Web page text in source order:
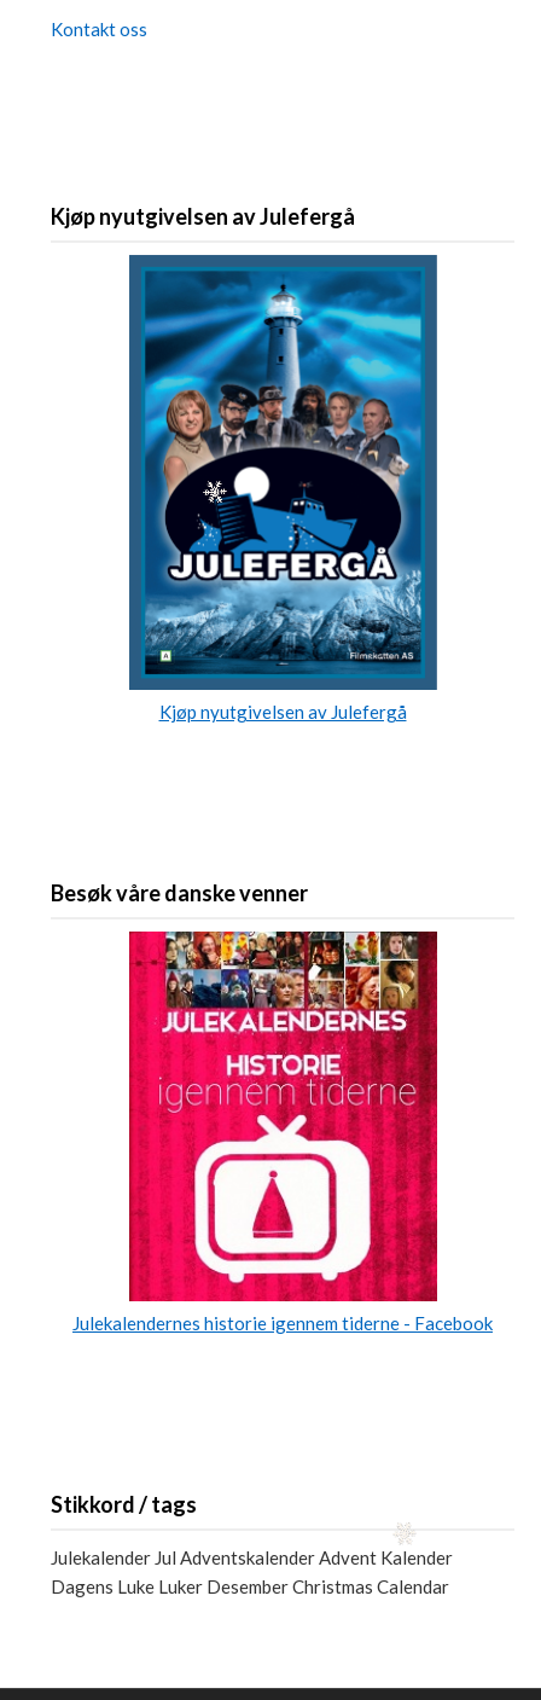
Kontakt oss
Kjøp nyutgivelsen av Julefergå
Kjøp nyutgivelsen av Julefergå
Besøk våre danske venner
Julekalendernes historie igennem tiderne - Facebook
Stikkord / tags
Julekalender Jul Adventskalender Advent Kalender
Dagens Luke Luker Desember Christmas Calendar